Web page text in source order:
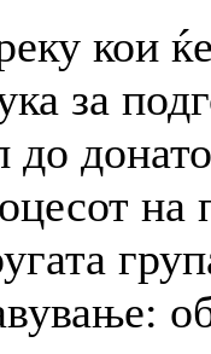
кои
за
до
на